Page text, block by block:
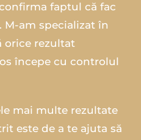
faptul că fac
M-am specializat în
orice rezultat
începe cu controlul
mai multe rezultate
este de a te ajuta să